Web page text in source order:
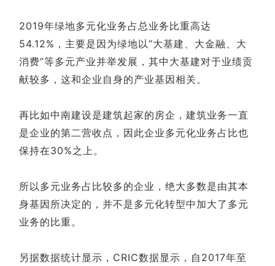
2019年绿地多元化业务占总业务比重高达
54.12%，主要是因为绿地以“大基建、大金融、大
消费”等多元产业并举发展，其中大基建对于业绩贡
献较多，这和企业自身的产业基因相关。
再比如中南建设是建筑起家的房企，建筑业务一直
是企业的第二营收点，因此企业多元化业务占比也
保持在30%之上。
所以多元业务占比较多的企业，绝大多数是由其本
身基因所决定的，并不是多元化转型中加大了多元
业务的比重。
另据数据统计显示，CRIC数据显示，自2017年至